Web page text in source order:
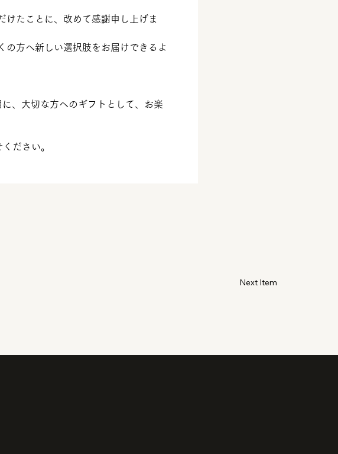
Next Item
けたことに、改めて感謝申し上げま
の方へ新しい選択肢をお届けできるよ
、大切な方へのギフトとして、お楽
ださい。